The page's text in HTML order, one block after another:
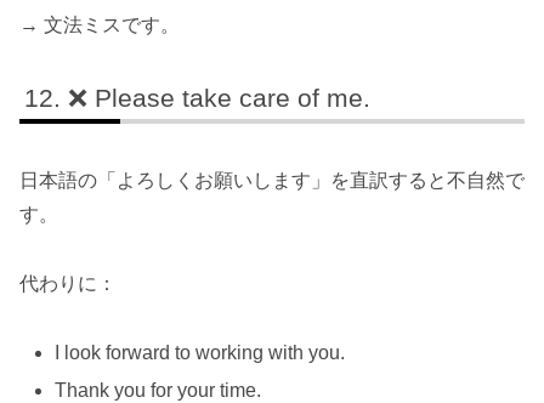
→ 文法ミスです。
❌ Please take care of me.
日本語の「よろしくお願いします」を直訳すると不自然で
す。
代わりに：
I look forward to working with you.
Thank you for your time.